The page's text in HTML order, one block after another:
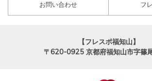
お問い合わせ フ
【フレスポ福知山】
〒620-0925 京都府福知山市字篠